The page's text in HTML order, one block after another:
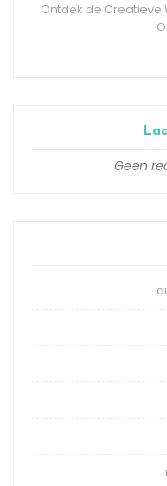
Ontdek de Creatieve
Geen